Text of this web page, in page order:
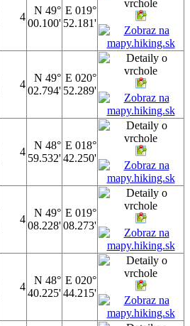
4
N 49°
00.100'
E 019°
52.181'
4
N 49°
02.794'
E 020°
52.289'
4
N 48°
59.532'
E 018°
42.250'
4
N 49°
08.228'
E 019°
08.273'
4
N 48°
40.225'
E 020°
44.215'